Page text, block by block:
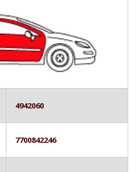
4942060
7700842246